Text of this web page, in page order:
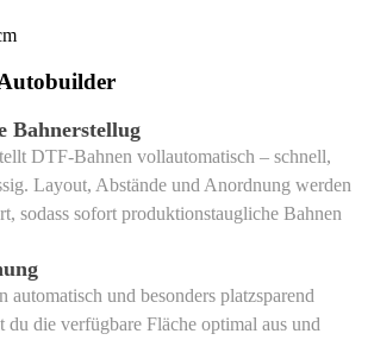
Bahnerstellug
DTF-Bahnen vollautomatisch – schnell,
Layout, Abstände und Anordnung werden
sodass sofort produktionstaugliche Bahnen
automatisch und besonders platzsparend
du die verfügbare Fläche optimal aus und